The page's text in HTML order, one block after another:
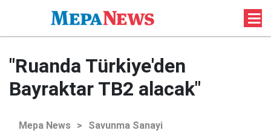
"Ruanda Türkiye'den
Bayraktar TB2 alacak"
Mepa News > Savunma Sanayi